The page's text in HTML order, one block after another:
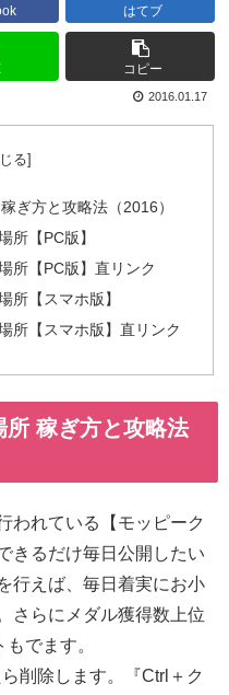
はてブ
コピー
2016.01.17
ぎ方と攻略法（2016）
所【PC版】
所【PC版】直リンク
所【スマホ版】
所【スマホ版】直リンク
所 稼ぎ方と攻略法
われている【モッピーク
きるだけ毎日公開したい
行えば、毎日着実にお小
さらにメダル獲得数上位
でます。
削除します。『Ctrl＋ク